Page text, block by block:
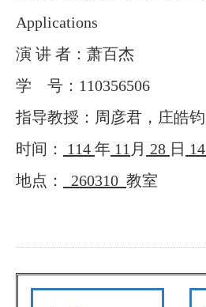
Applications
演 讲 者：萧百杰
学
号： 110356506
指导教授：周彦君 ， 庄皓钧
时间：
114 年 11 月 28 日 14
地点：
260310 教室